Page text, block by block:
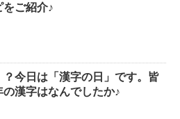
をご紹介♪
？今日は「漢字の日」です。皆
の漢字はなんでしたか♪